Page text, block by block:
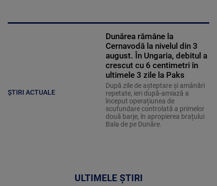
ȘTIRI ACTUALE
Dunărea rămâne la
Cernavodă la nivelul din 3
august. În Ungaria, debitul a
crescut cu 6 centimetri în
ultimele 3 zile la Paks
După zile de așteptare și amânări
repetate, ieri după-amiază a
început operațiunea de
scufundare controlată a primelor
două barje, în apropierea brațului
Bala de pe Dunăre.
ULTIMELE ȘTIRI